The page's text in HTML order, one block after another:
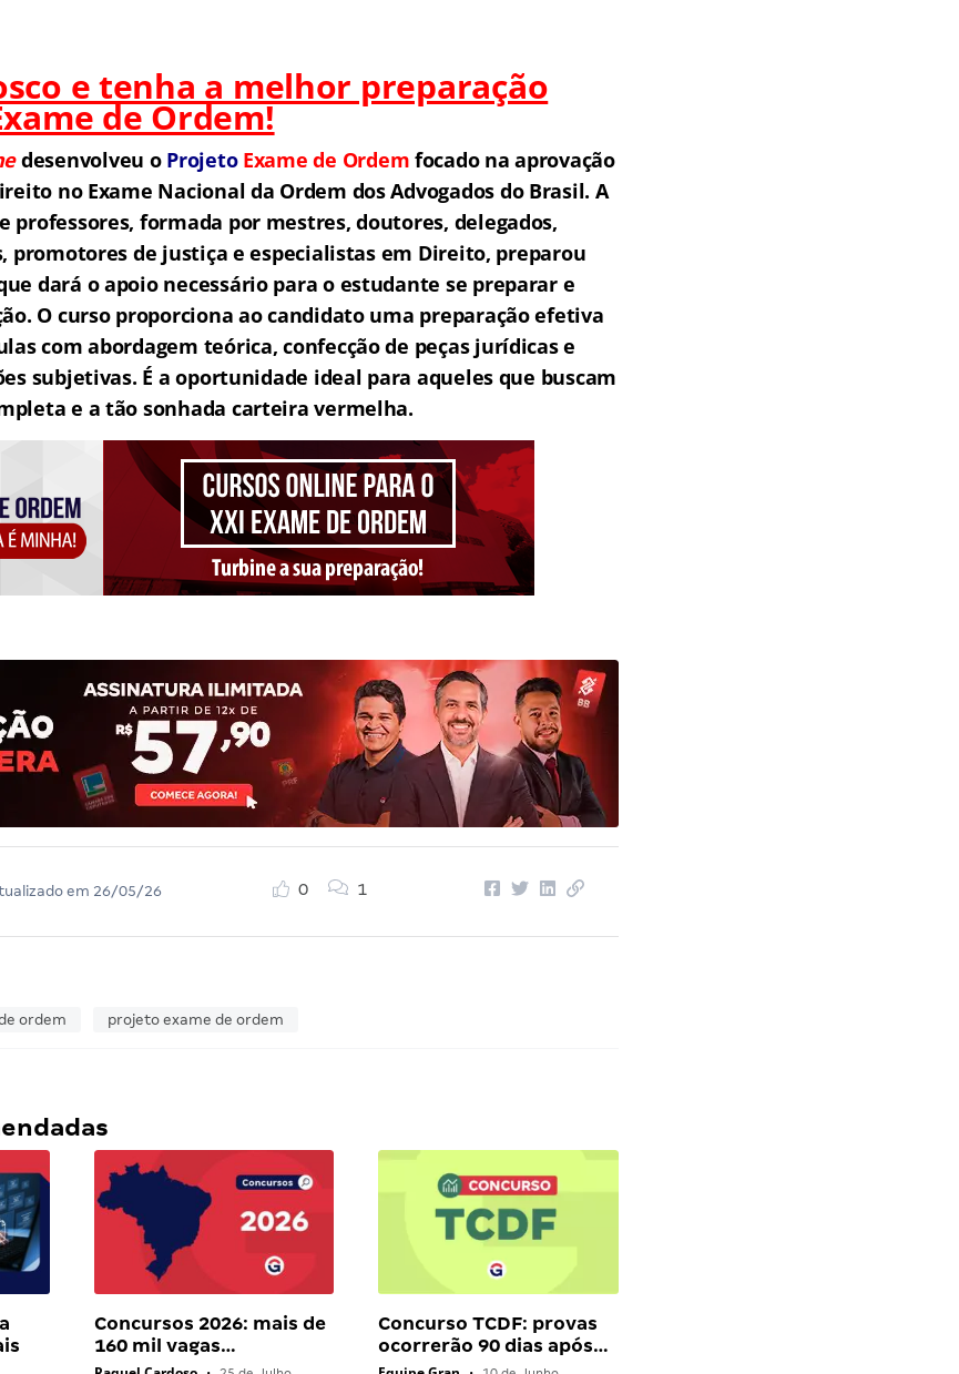
e tenha a melhor preparação
de Ordem!
desenvolveu o Projeto Exame de Ordem focado na aprovação
no Exame Nacional da Ordem dos Advogados do Brasil. A
professores, formada por mestres, doutores, delegados,
promotores de justiça e especialistas em Direito, preparou
dará o apoio necessário para o estudante se preparar e
O curso proporciona ao candidato uma preparação efetiva
com abordagem teórica, confecção de peças jurídicas e
subjetivas. É a oportunidade ideal para aqueles que buscam
e a tão sonhada carteira vermelha.
em 26/05/26
0 1
ordem projeto exame de ordem
Concursos 2026: mais de
160 mil vagas…
Concurso TCDF: provas
ocorrerão 90 dias após…